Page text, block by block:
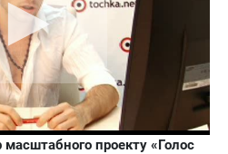
проекту «Голос